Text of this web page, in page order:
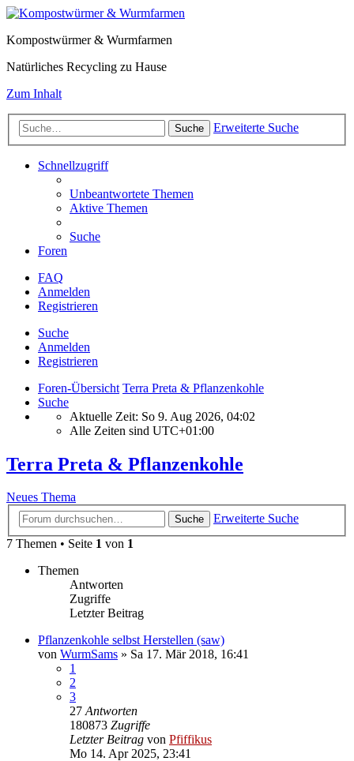
Kompostwürmer & Wurmfarmen
Natürliches Recycling zu Hause
Zum Inhalt
Suche Erweiterte Suche
Schnellzugriff
Unbeantwortete Themen
Aktive Themen
Suche
Foren
FAQ
Anmelden
Registrieren
Suche
Anmelden
Registrieren
Foren-Übersicht Terra Preta & Pflanzenkohle
Suche
Aktuelle Zeit: So 9. Aug 2026, 04:02
Alle Zeiten sind UTC+01:00
Terra Preta & Pflanzenkohle
Neues Thema
Suche
Erweiterte Suche
7 Themen • Seite 1 von 1
Themen
Antworten
Zugriffe
Letzter Beitrag
Pflanzenkohle selbst Herstellen (saw)
von WurmSams » Sa 17. Mär 2018, 16:41
1
2
3
27 Antworten
180873 Zugriffe
Letzter Beitrag von Pfiffikus
Mo 14. Apr 2025, 23:41